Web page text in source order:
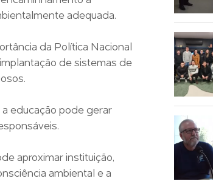
adequada.
da Política Nacional
de sistemas de
a educação pode gerar
aproximar instituição,
ambiental e a